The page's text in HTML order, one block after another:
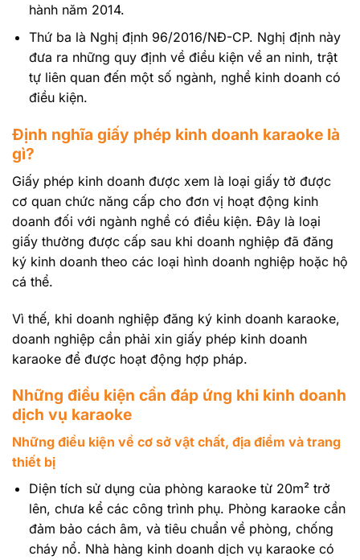
hành năm 2014.
Thứ ba là Nghị định 96/2016/NĐ-CP. Nghị định này
đưa ra những quy định về điều kiện về an ninh, trật
tự liên quan đến một số ngành, nghề kinh doanh có
điều kiện.
Định nghĩa giấy phép kinh doanh karaoke là
gì?
Giấy phép kinh doanh được xem là loại giấy tờ được
cơ quan chức năng cấp cho đơn vị hoạt động kinh
doanh đối với ngành nghề có điều kiện. Đây là loại
giấy thường được cấp sau khi doanh nghiệp đã đăng
ký kinh doanh theo các loại hình doanh nghiệp hoặc hộ
cá thể.
Vì thế, khi doanh nghiệp đăng ký kinh doanh karaoke,
doanh nghiệp cần phải xin giấy phép kinh doanh
karaoke để được hoạt động hợp pháp.
Những điều kiện cần đáp ứng khi kinh doanh
dịch vụ karaoke
Những điều kiện về cơ sở vật chất, địa điểm và trang
thiết bị
Diện tích sử dụng của phòng karaoke từ 20m² trở
lên, chưa kể các công trình phụ. Phòng karaoke cần
đảm bảo cách âm, và tiêu chuẩn về phòng, chống
cháy nổ. Nhà hàng kinh doanh dịch vụ karaoke có